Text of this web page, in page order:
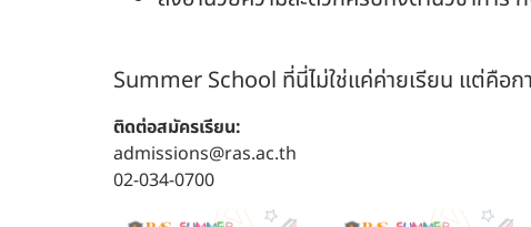
Summer School ที่นี่ไม่ใช่แค่ค่ายเรียน แต่คือก
ติดต่อสมัครเรียน:
admissions@ras.ac.th
02-034-0700